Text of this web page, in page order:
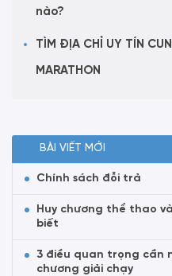
nào?
TÌM ĐỊA CHỈ UY TÍN
MARATHON
BÀI VIẾT MỚI
Chính sách đỗi trả
Huy chương thể thao
biết
3 điều quan trọng cần
chương giải chạy